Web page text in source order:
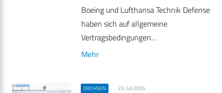
Boeing und Lufthansa Technik Defense
haben sich auf allgemeine
Vertragsbedingungen…
Mehr
DROHNEN 23. Juli 2026